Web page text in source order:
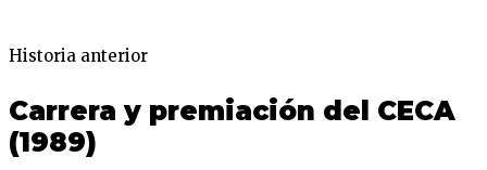
Historia anterior
Carrera y premiación del CECA
(1989)